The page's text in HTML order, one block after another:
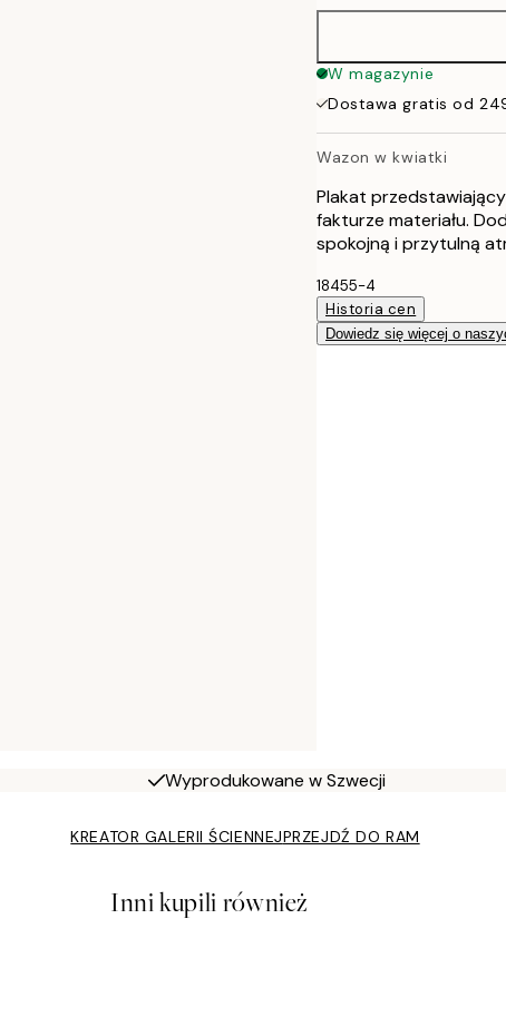
70x100 cm
W magazynie
Dostawa gratis od
Wazon w kwiatki
Plakat
fakturze materiału.
spokojną i przytulną
18455-4
Historia cen
Dowiedz się więcej o
Wyprodukowane w Szwecji
KREATOR GALERII ŚCIENNEJPRZEJDŹ DO RAM
Inni kupili również